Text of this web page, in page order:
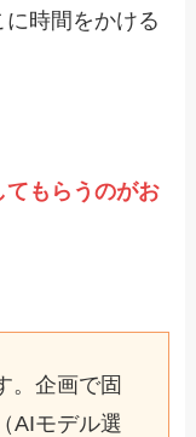
時間をかける
もらうのがお
。企画で固
AIモデル選